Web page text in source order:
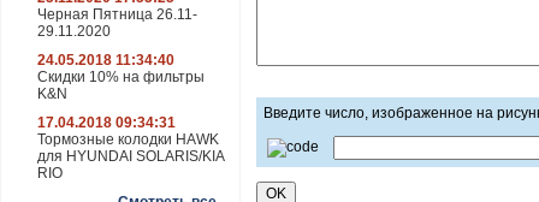
Черная Пятница 26.11-
29.11.2020
24.05.2018 11:34:40
Скидки 10% на фильтры
K&N
17.04.2018 09:34:31
Тормозные колодки HAWK
для HYUNDAI SOLARIS/KIA
RIO
Введите число, изображенное на